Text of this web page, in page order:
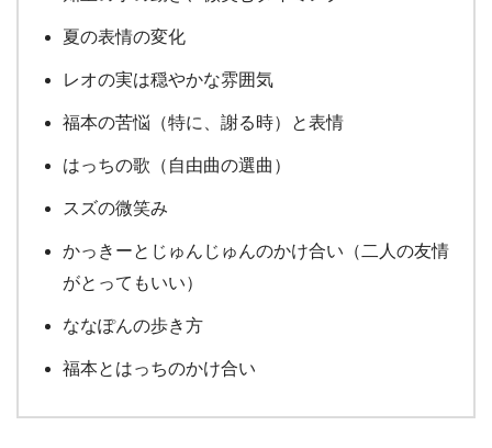
夏の表情の変化
レオの実は穏やかな雰囲気
福本の苦悩（特に、謝る時）と表情
はっちの歌（自由曲の選曲）
スズの微笑み
かっきーとじゅんじゅんのかけ合い（二人の友情
がとってもいい）
ななぽんの歩き方
福本とはっちのかけ合い